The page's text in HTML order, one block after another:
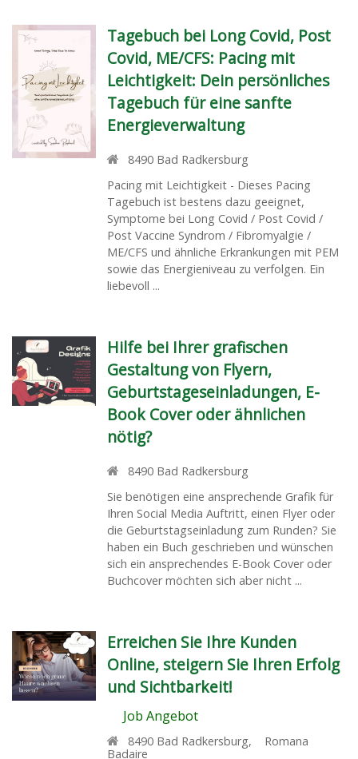
Tagebuch bei Long Covid, Post
Covid, ME/CFS: Pacing mit
Leichtigkeit: Dein persönliches
Tagebuch für eine sanfte
Energieverwaltung
8490 Bad Radkersburg
Pacing mit Leichtigkeit - Dieses Pacing
Tagebuch ist bestens dazu geeignet,
Symptome bei Long Covid / Post Covid /
Post Vaccine Syndrom / Fibromyalgie /
ME/CFS und ähnliche Erkrankungen mit PEM
sowie das Energieniveau zu verfolgen. Ein
liebevoll ...
Hilfe bei Ihrer grafischen
Gestaltung von Flyern,
Geburtstageseinladungen, E-
Book Cover oder ähnlichen
nötig?
8490 Bad Radkersburg
Sie benötigen eine ansprechende Grafik für
Ihren Social Media Auftritt, einen Flyer oder
die Geburtstagseinladung zum Runden? Sie
haben ein Buch geschrieben und wünschen
sich ein ansprechendes E-Book Cover oder
Buchcover möchten sich aber nicht ...
Erreichen Sie Ihre Kunden
Online, steigern Sie Ihren Erfolg
und Sichtbarkeit!
Job Angebot
8490 Bad Radkersburg,
Romana
Badaire